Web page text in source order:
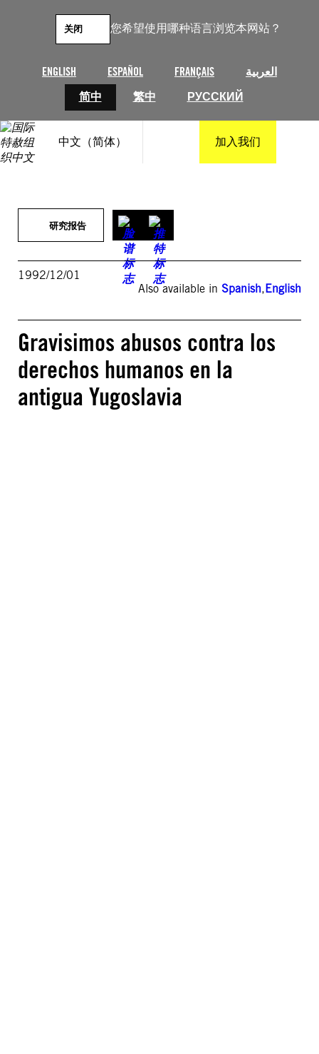
您希望使用哪种语言浏览本网站？
ENGLISH ESPAÑOL FRANÇAIS
العربية
简中
繁中 РУССКИЙ
关闭
中文（简体） 加入我们
研究报告
1992/12/01
Also available in Spanish,English
Gravisimos abusos contra los
derechos humanos en la
antigua Yugoslavia